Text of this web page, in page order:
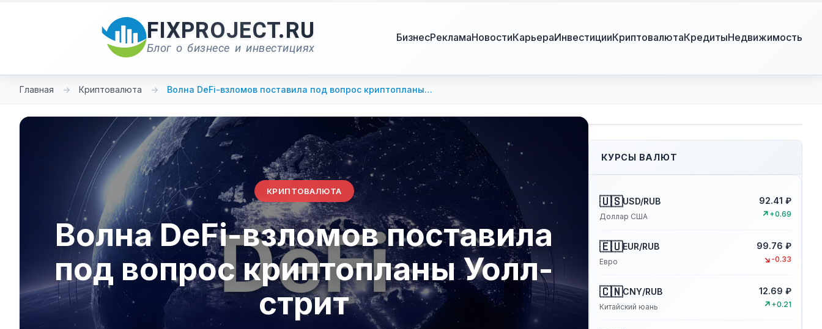
FIXPROJECT.RU
Блог о бизнесе и инвестициях
БизнесРекламаНовостиКарьераИнвестицииКриптовалютаКредитыНедвижимость
Главная → Криптовалюта → Волна DeFi-взломов поставила под вопрос криптопланы…
КРИПТОВАЛЮТА
Волна DeFi-взломов поставила
под вопрос криптопланы Уолл-
стрит
КУРСЫ ВАЛЮТ
🇺🇸USD/RUB
Доллар США
92.41 ₽
↗ +0.69
🇪🇺EUR/RUB
Евро
99.76 ₽
↘ -0.33
🇨🇳CNY/RUB
Китайский юань
12.69 ₽
↗ +0.21